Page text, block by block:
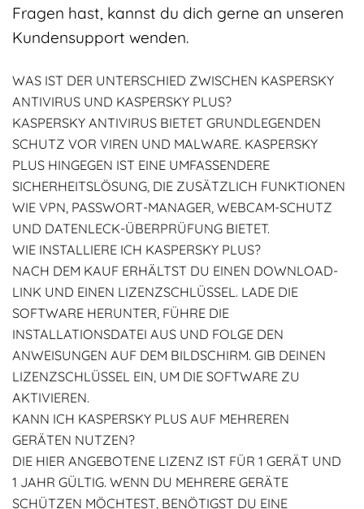
Fragen hast, kannst du dich gerne an unseren
Kundensupport wenden.
WAS IST DER UNTERSCHIED ZWISCHEN KASPERSKY
ANTIVIRUS UND KASPERSKY PLUS?
KASPERSKY ANTIVIRUS BIETET GRUNDLEGENDEN
SCHUTZ VOR VIREN UND MALWARE. KASPERSKY
PLUS HINGEGEN IST EINE UMFASSENDERE
SICHERHEITSLÖSUNG, DIE ZUSÄTZLICH FUNKTIONEN
WIE VPN, PASSWORT-MANAGER, WEBCAM-SCHUTZ
UND DATENLECK-ÜBERPRÜFUNG BIETET.
WIE INSTALLIERE ICH KASPERSKY PLUS?
NACH DEM KAUF ERHÄLTST DU EINEN DOWNLOAD-
LINK UND EINEN LIZENZSCHLÜSSEL. LADE DIE
SOFTWARE HERUNTER, FÜHRE DIE
INSTALLATIONSDATEI AUS UND FOLGE DEN
ANWEISUNGEN AUF DEM BILDSCHIRM. GIB DEINEN
LIZENZSCHLÜSSEL EIN, UM DIE SOFTWARE ZU
AKTIVIEREN.
KANN ICH KASPERSKY PLUS AUF MEHREREN
GERÄTEN NUTZEN?
DIE HIER ANGEBOTENE LIZENZ IST FÜR 1 GERÄT UND
1 JAHR GÜLTIG. WENN DU MEHRERE GERÄTE
SCHÜTZEN MÖCHTEST, BENÖTIGST DU EINE